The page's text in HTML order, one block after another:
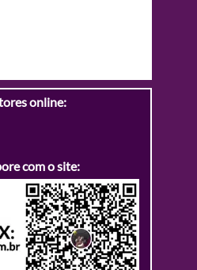
online:
com o site: